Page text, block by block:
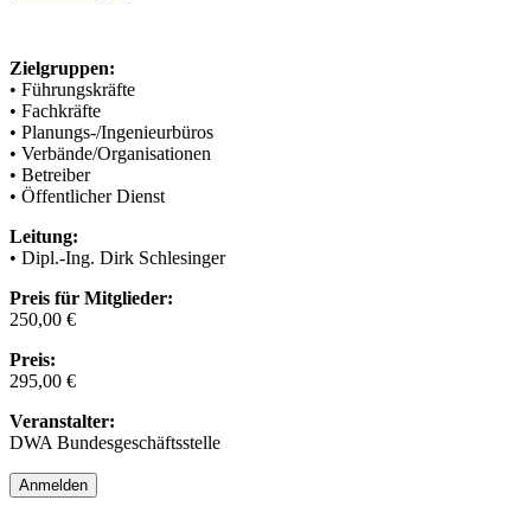
Zielgruppen:
• Führungskräfte
• Fachkräfte
• Planungs-/Ingenieurbüros
• Verbände/Organisationen
• Betreiber
• Öffentlicher Dienst
Leitung:
• Dipl.-Ing. Dirk Schlesinger
Preis für Mitglieder:
250,00 €
Preis:
295,00 €
Veranstalter:
DWA Bundesgeschäftsstelle
Anmelden